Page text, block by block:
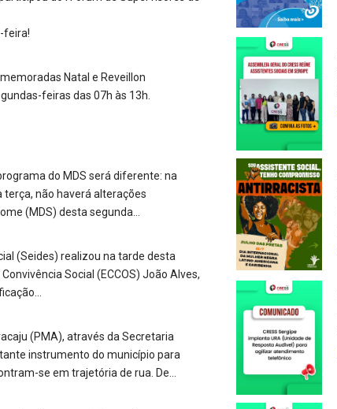
feira!
Natal e Reveillon
feiras das 07h às 13h.
do MDS será diferente: na
terça, não haverá alterações
(MDS) desta segunda…
(Seides) realizou na tarde desta
Social (ECCOS) João Alves,
(PMA), através da Secretaria
instrumento do município para
se em trajetória de rua. De…